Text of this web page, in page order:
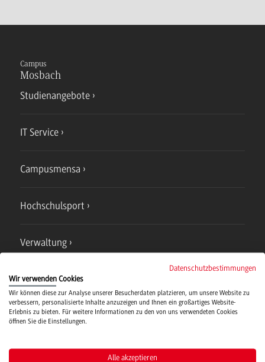
Campus
Mosbach
Studienangebote
IT Service
Campusmensa
Hochschulsport
Verwaltung
Campus
Bad Mergentheim
Studienangebote
Datenschutzbestimmungen
Wir verwenden Cookies
Wir können diese zur Analyse unserer Besucherdaten platzieren, um unsere Website zu
verbessern, personalisierte Inhalte anzuzeigen und Ihnen ein großartiges Website-
Erlebnis zu bieten. Für weitere Informationen zu den von uns verwendeten Cookies
öffnen Sie die Einstellungen.
Alle akzeptieren